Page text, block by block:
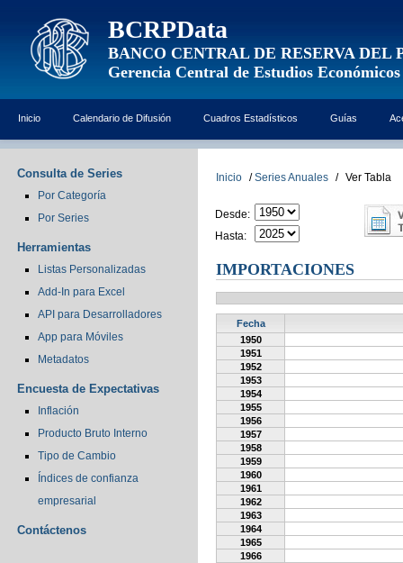
BCRPData
BANCO CENTRAL DE RESERVA DEL
Gerencia Central de Estudios Económicos
Inicio Calendario de Difusión Cuadros Estadísticos Guías
Consulta de Series
Por Categoría
Por Series
Herramientas
Listas Personalizadas
Add-In para Excel
API para Desarrolladores
App para Móviles
Metadatos
Encuesta de Expectativas
Inflación
Producto Bruto Interno
Tipo de Cambio
Índices de confianza
empresarial
Contáctenos
Inicio / Series Anuales / Ver Tabla
Desde:
Hasta:
IMPORTACIONES
Fecha
1950
1951
1952
1953
1954
1955
1956
1957
1958
1959
1960
1961
1962
1963
1964
1965
1966